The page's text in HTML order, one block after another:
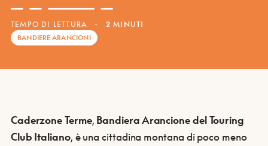
TEMPO DI LETTURA - 2 MINUTI
BANDIERE ARANCIONI
Caderzone Terme, Bandiera Arancione del Touring
Club Italiano, è una cittadina montana di poco meno